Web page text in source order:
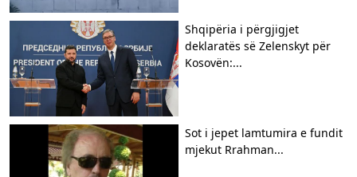
Shqipëria i përgjigjet
deklaratës së Zelenskyt për
Kosovën:...
Sot i jepet lamtumira e fundit
mjekut Rrahman...